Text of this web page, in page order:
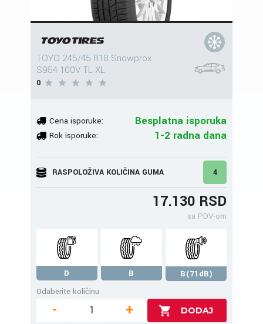
TOYO 245/45 R18 Snowprox
S954 100V TL XL
0
Cena isporuke: Besplatna isporuka
Rok isporuke: 1-2 radna dana
RASPOLOŽIVA KOLIČINA GUMA 4
17.130 RSD
sa PDV-om
D B
B(71dB)
Odaberite količinu
- +